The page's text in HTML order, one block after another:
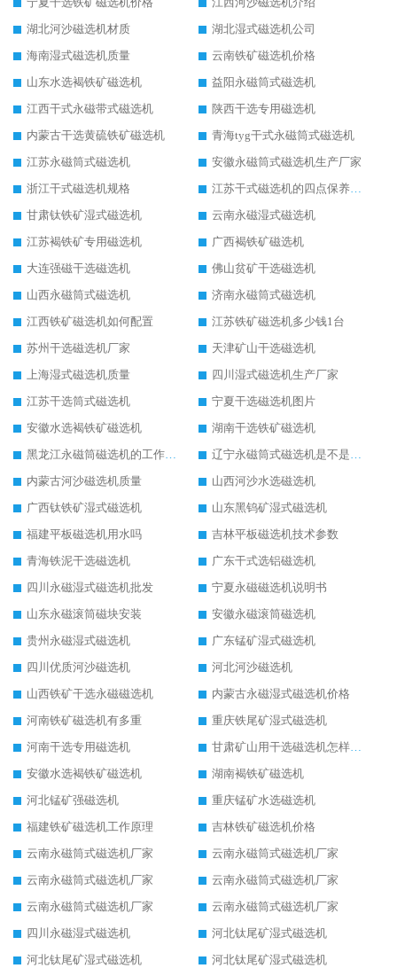
湖北河沙磁选机材质
湖北湿式磁选机公司
海南湿式磁选机质量
云南铁矿磁选机价格
山东水选褐铁矿磁选机
益阳永磁筒式磁选机
江西干式永磁带式磁选机
陕西干选专用磁选机
内蒙古干选黄硫铁矿磁选机
青海tyg干式永磁筒式磁选机
江苏永磁筒式磁选机
安徽永磁筒式磁选机生产厂家
浙江干式磁选机规格
江苏干式磁选机的四点保养秘籍
甘肃钛铁矿湿式磁选机
云南永磁湿式磁选机
江苏褐铁矿专用磁选机
广西褐铁矿磁选机
大连强磁干选磁选机
佛山贫矿干选磁选机
山西永磁筒式磁选机
济南永磁筒式磁选机
江西铁矿磁选机如何配置
江苏铁矿磁选机多少钱1台
苏州干选磁选机厂家
天津矿山干选磁选机
上海湿式磁选机质量
四川湿式磁选机生产厂家
江苏干选筒式磁选机
宁夏干选磁选机图片
安徽水选褐铁矿磁选机
湖南干选铁矿磁选机
黑龙江永磁筒磁选机的工作原理
辽宁永磁筒式磁选机是不是强磁
内蒙古河沙磁选机质量
山西河沙水选磁选机
广西钛铁矿湿式磁选机
山东黑钨矿湿式磁选机
福建平板磁选机用水吗
吉林平板磁选机技术参数
青海铁泥干选磁选机
广东干式选铝磁选机
四川永磁湿式磁选机批发
宁夏永磁磁选机说明书
山东永磁滚筒磁块安装
安徽永磁滚筒磁选机
贵州永磁湿式磁选机
广东锰矿湿式磁选机
四川优质河沙磁选机
河北河沙磁选机
山西铁矿干选永磁磁选机
内蒙古永磁湿式磁选机价格
河南铁矿磁选机有多重
重庆铁尾矿湿式磁选机
河南干选专用磁选机
甘肃矿山用干选磁选机怎样调磁
安徽水选褐铁矿磁选机
湖南褐铁矿磁选机
河北锰矿强磁选机
重庆锰矿水选磁选机
福建铁矿磁选机工作原理
吉林铁矿磁选机价格
云南永磁筒式磁选机厂家
云南永磁筒式磁选机厂家
云南永磁筒式磁选机厂家
云南永磁筒式磁选机厂家
云南永磁筒式磁选机厂家
云南永磁筒式磁选机厂家
四川永磁湿式磁选机
河北钛尾矿湿式磁选机
河北钛尾矿湿式磁选机
河北钛尾矿湿式磁选机